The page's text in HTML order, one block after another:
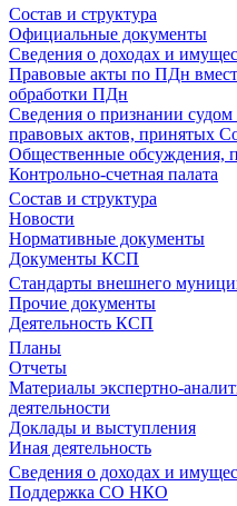
Состав и структура
Официальные документы
Сведения о доходах и
Правовые акты по ПДн
обработки ПДн
Сведения о признании
правовых актов, принятых
Общественные обсуждения,
Контрольно-счетная палата
Состав и структура
Новости
Нормативные документы
Документы КСП
Стандарты внешнего
Прочие документы
Деятельность КСП
Планы
Отчеты
Материалы экспертно-
деятельности
Доклады и выступления
Иная деятельность
Сведения о доходах и
Поддержка СО НКО